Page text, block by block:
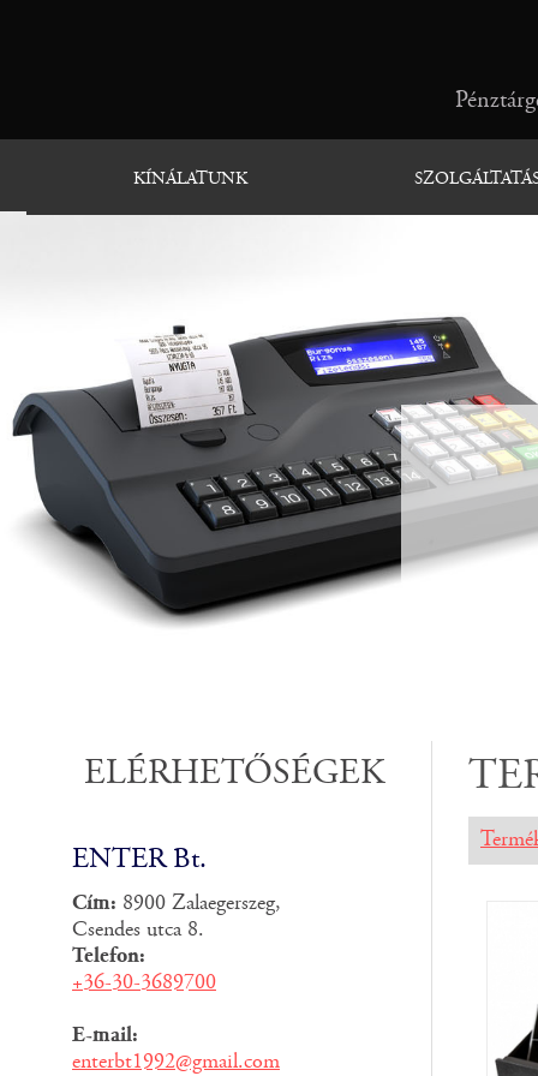
KÍNÁLATUNK
ELÉRHETŐSÉGEK
ENTER Bt.
Cím: 8900 Zalaegerszeg,
Csendes utca 8.
Telefon:
+36-30-3689700
E-mail:
enterbt1992@gmail.com